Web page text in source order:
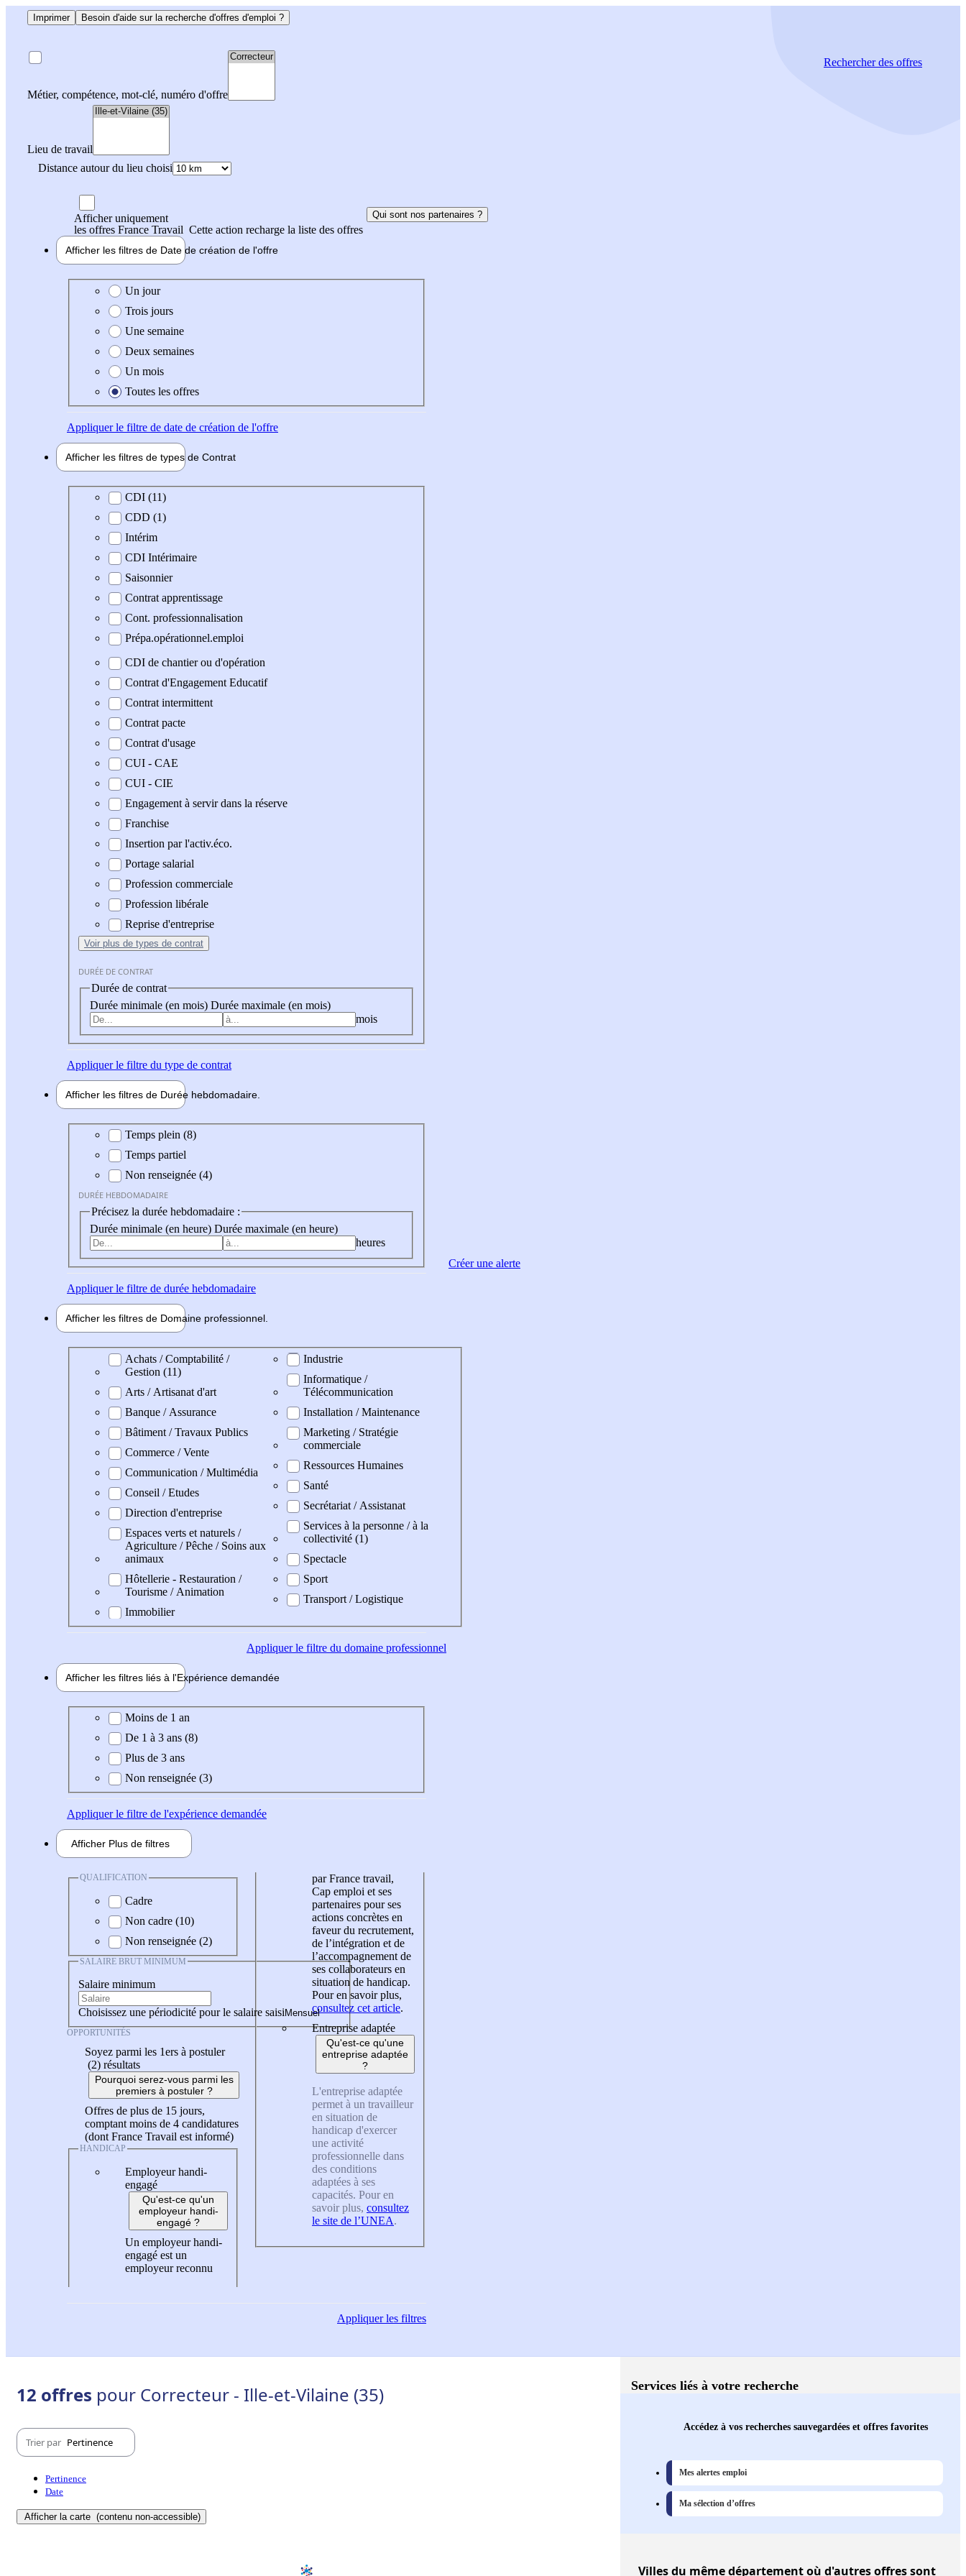
Imprimer Besoin d'aide sur la recherche d'offres d'emploi ?
Métier, compétence, mot-clé, numéro d'offre
Lieu de travail
Distance autour du lieu choisi
Rechercherdes offres
Afficher uniquement
les offres France Travail Cette action recharge la liste des offres
Qui sont nos partenaires ?
Afficher les filtres de Date de création de l'offre
Date de création de l'offre
Un jour
Trois jours
Une semaine
Deux semaines
Un mois
Toutes les offres
Appliquerle filtre de date de création de l'offre
Afficher les filtres de types de Contrat
Type de contratCDI (11)
CDD (1)
Intérim
CDI Intérimaire
Saisonnier
Contrat apprentissage
Cont. professionnalisation
Prépa.opérationnel.emploi
CDI de chantier ou d'opération
Contrat d'Engagement Educatif
Contrat intermittent
Contrat pacte
Contrat d'usage
CUI - CAE
CUI - CIE
Engagement à servir dans la réserve
Franchise
Insertion par l'activ.éco.
Portage salarial
Profession commerciale
Profession libérale
Reprise d'entreprise
Voir plus de types de contrat
DURÉE DE CONTRAT
Durée de contrat
Durée minimale (en mois) Durée maximale (en mois)
mois
Appliquerle filtre du type de contrat
Afficher les filtres de Durée hebdomadaire
Durée hebdomadaire
Temps plein (8)
Temps partiel
Non renseignée (4)
DURÉE HEBDOMADAIRE
Précisez la durée hebdomadaire :
Durée minimale (en heure) Durée maximale (en heure)
heures
Appliquerle filtre de durée hebdomadaire
Afficher les filtres de Domaine professionnel
Domaine professionel
Achats / Comptabilité /
Gestion (11)
Arts / Artisanat d'art
Banque / Assurance
Bâtiment / Travaux Publics
Commerce / Vente
Communication / Multimédia
Conseil / Etudes
Direction d'entreprise
Espaces verts et naturels /
Agriculture / Pêche / Soins aux
animaux
Hôtellerie - Restauration /
Tourisme / Animation
Immobilier
Industrie
Informatique /
Télécommunication
Installation / Maintenance
Marketing / Stratégie
commerciale
Ressources Humaines
Santé
Secrétariat / Assistanat
Services à la personne / à la
collectivité (1)
Spectacle
Sport
Transport / Logistique
Appliquerle filtre du domaine professionnel
Afficher les filtres liés à l'Expérience demandée
Expérience demandée
Moins de 1 an
De 1 à 3 ans (8)
Plus de 3 ans
Non renseignée (3)
Appliquerle filtre de l'expérience demandée
Afficher Plus de filtres
QUALIFICATION
Cadre
Non cadre (10)
Non renseignée (2)
SALAIRE BRUT MINIMUM
Salaire minimum
Choisissez une périodicité pour le salaire saisi
OPPORTUNITÉS
Soyez parmi les 1ers à postuler
(2) résultats
Pourquoi serez-vous parmi les
premiers à postuler ?
Offres de plus de 15 jours,
comptant moins de 4 candidatures
(dont France Travail est informé)
HANDICAP
Employeur handi-
engagé
Qu'est-ce qu'un
employeur handi-
engagé ?
Un employeur handi-
engagé est un
employeur reconnu
par France travail,
Cap emploi et ses
partenaires pour ses
actions concrètes en
faveur du recrutement,
de l’intégration et de
l’accompagnement de
ses collaborateurs en
situation de handicap.
Pour en savoir plus,
consultez cet article.
Entreprise adaptée
Qu'est-ce qu'une
entreprise adaptée
?
L'entreprise adaptée
permet à un travailleur
en situation de
handicap d'exercer
une activité
professionnelle dans
des conditions
adaptées à ses
capacités. Pour en
savoir plus, consultez
le site de l’UNEA.
Appliquerles filtres
Créer une alerte
12 offres pour Correcteur - Ille-et-Vilaine (35)
Trier par Pertinence
Pertinence
Date
Afficher la carte (contenu non-accessible)
Services liés à votre recherche
Accédez à vos recherches sauvegardées et offres favorites
Mes alertes emploi
Ma sélection d’offres
Villesdu même département où d'autres offres sont